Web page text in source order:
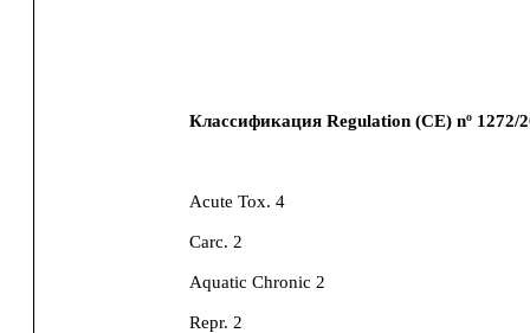
Классификация Regulation (CE) nº 1272/
Acute Tox. 4
Carc. 2
Aquatic Chronic 2
Repr. 2